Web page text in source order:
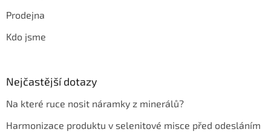
Prodejna
Kdo jsme
Nejčastější dotazy
Na které ruce nosit náramky z minerálů?
Harmonizace produktu v selenitové misce před odesláním